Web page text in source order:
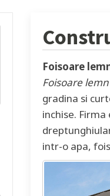
Foisoare
Foisoare
gradina si
inchise.
intr-o apa,